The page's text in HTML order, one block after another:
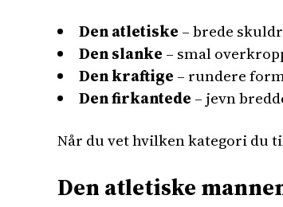
Den atletiske – brede
Den slanke – smal
Den kraftige – rundere
Den firkantede – jevn
Når du vet hvilken kategori du
Den atletiske